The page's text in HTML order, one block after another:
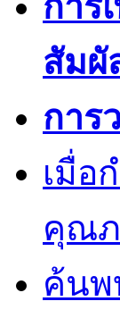
สัมผั
การ
เมื่อ
คุณ
ค้นพ